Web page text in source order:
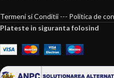
Termeni si Conditii --- Politica de
Plateste in siguranta folosind